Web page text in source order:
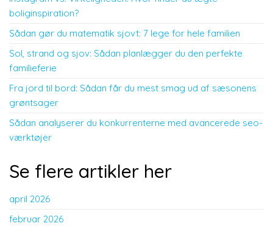
boliginspiration?
Sådan gør du matematik sjovt: 7 lege for hele familien
Sol, strand og sjov: Sådan planlægger du den perfekte
familieferie
Fra jord til bord: Sådan får du mest smag ud af sæsonens
grøntsager
Sådan analyserer du konkurrenterne med avancerede seo-
værktøjer
Se flere artikler her
april 2026
februar 2026